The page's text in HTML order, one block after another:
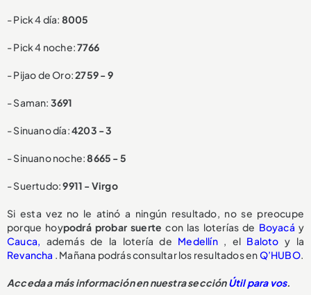
- Pick 4 día: 8005
- Pick 4 noche:7766
- Pijao de Oro:2759 - 9
- Saman: 3691
- Sinuano día:4203 - 3
- Sinuano noche:8665 - 5
- Suertudo:9911 - Virgo
Si esta vez no le atinó a ningún resultado, no se preocupe
porque hoypodrá probar suerte con las loterías de Boyacá y
Cauca, además de la lotería de Medellín, el Baloto y la
Revancha . Mañana podrás consultar los resultados enQ’HUBO.
Acceda a más información en nuestra secciónÚtil para vos.